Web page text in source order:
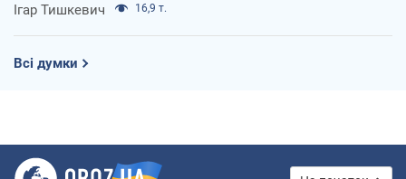
Ігар Тишкевич 16,9 т.
Всі думки